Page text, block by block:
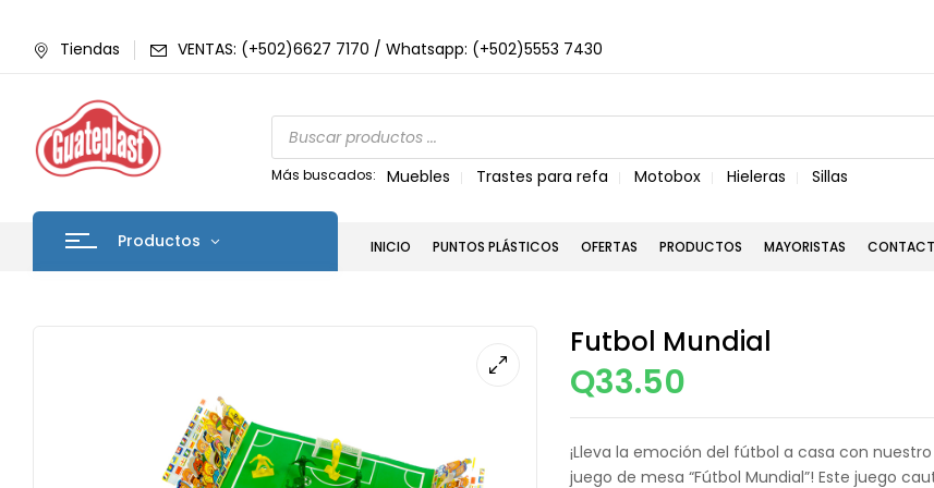
Tiendas VENTAS: (+502)6627 7170 / Whatsapp: (+502)5553 7430
Más buscados: Muebles Trastes para refa Motobox Hieleras Sillas
Productos INICIO PUNTOS PLÁSTICOS OFERTAS PRODUCTOS MAYORISTAS
Futbol Mundial
Q33.50
¡Lleva la emoción del fútbol a casa con
juego de mesa “Fútbol Mundial”! Este juego